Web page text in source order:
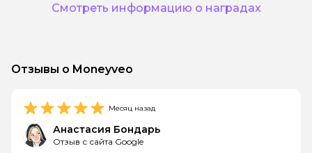
Смотреть информацию о наградах
Отзывы о Moneyveo
Месяц назад
Анастасия Бондарь
Отзыв с сайта Google